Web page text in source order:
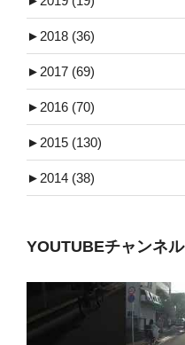
► 2018 (36)
► 2017 (69)
► 2016 (70)
► 2015 (130)
► 2014 (38)
YOUTUBEチャンネル